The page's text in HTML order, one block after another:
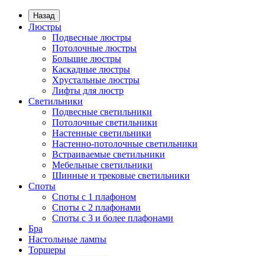
Назад
Люстры
Подвесные люстры
Потолочные люстры
Большие люстры
Каскадные люстры
Хрустальные люстры
Лифты для люстр
Светильники
Подвесные светильники
Потолочные светильники
Настенные светильники
Настенно-потолочные светильники
Встраиваемые светильники
Мебельные светильники
Шинные и трековые светильники
Споты
Споты с 1 плафоном
Споты с 2 плафонами
Споты с 3 и более плафонами
Бра
Настольные лампы
Торшеры